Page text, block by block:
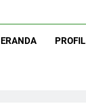
PROFIL